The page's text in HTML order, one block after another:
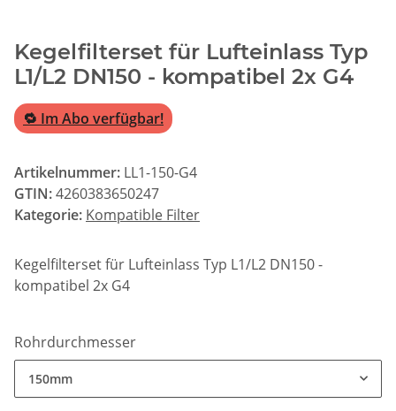
Kegelfilterset für Lufteinlass Typ
L1/L2 DN150 - kompatibel 2x G4
🔁 Im Abo verfügbar!
Artikelnummer: LL1-150-G4
GTIN:4260383650247
Kategorie: Kompatible Filter
Kegelfilterset für Lufteinlass Typ L1/L2 DN150 -
kompatibel 2x G4
Rohrdurchmesser
150mm